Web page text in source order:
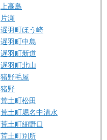
上高島
片瀬
遅羽町ほう崎
遅羽町中島
遅羽町新道
遅羽町北山
猪野毛屋
猪野
荒土町松田
荒土町堀名中清水
荒土町細野口
荒土町別所